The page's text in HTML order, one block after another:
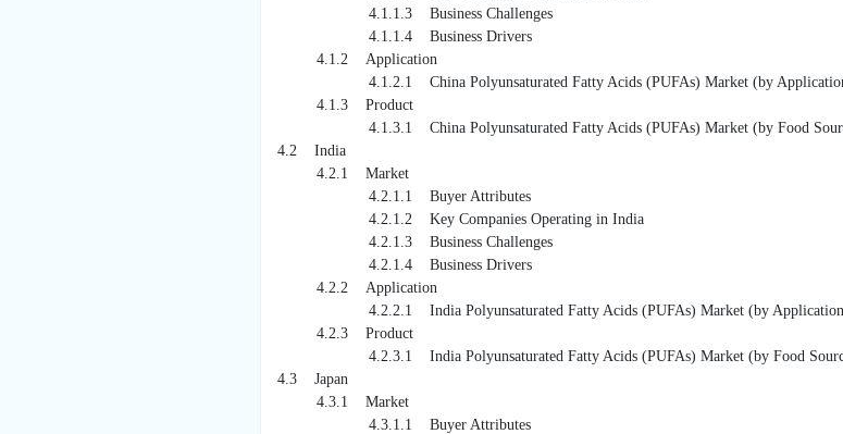
4.1.1.3 Business Challenges
4.1.1.4 Business Drivers
4.1.2 Application
4.1.2.1 China Polyunsaturated Fatty Acids (PUFAs) Market (by
4.1.3 Product
4.1.3.1 China Polyunsaturated Fatty Acids (PUFAs) Market (by Food
4.2 India
4.2.1 Market
4.2.1.1 Buyer Attributes
4.2.1.2 Key Companies Operating in India
4.2.1.3 Business Challenges
4.2.1.4 Business Drivers
4.2.2 Application
4.2.2.1 India Polyunsaturated Fatty Acids (PUFAs) Market (by
4.2.3 Product
4.2.3.1 India Polyunsaturated Fatty Acids (PUFAs) Market (by Food
4.3 Japan
4.3.1 Market
4.3.1.1 Buyer Attributes